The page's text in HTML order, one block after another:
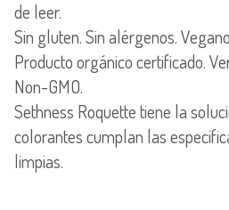
de leer.
Sin gluten. Sin alérgenos.
Producto orgánico certificado.
Non-GMO.
Sethness Roquette tiene la
colorantes cumplan las
limpias.